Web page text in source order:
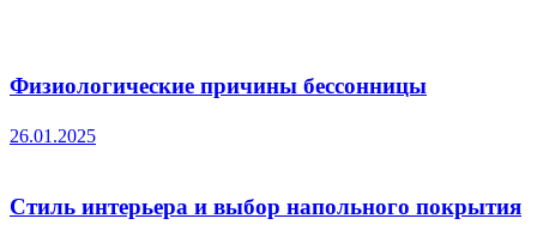
Физиологические причины бессонницы
26.01.2025
Стиль интерьера и выбор напольного покрытия